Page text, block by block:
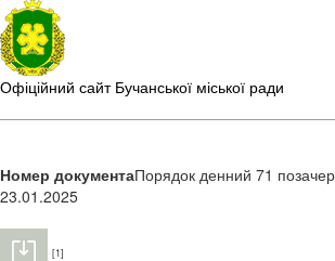
Офіційний сайт Бучанської міської ради
Номер документаПорядок денний 71
23.01.2025
[1]